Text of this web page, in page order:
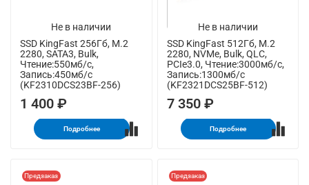
Не в наличии
SSD KingFast 256Гб, M.2
2280, SATA3, Bulk,
Чтение:550мб/с,
Запись:450мб/с
(KF2310DCS23BF-256)
1 400 ₽
Подробнее
Не в наличии
SSD KingFast 512Гб, M.2
2280, NVMe, Bulk, QLC,
PCIe3.0, Чтение:3000мб/с,
Запись:1300мб/с
(KF2321DCS25BF-512)
7 350 ₽
Подробнее
Предзаказ Предзаказ